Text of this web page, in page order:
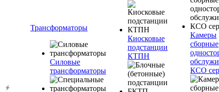
Трансформаторы
Силовые
трансформаторы
Киосковые
подстанции
КТПН
Камеры
сборные
КСО